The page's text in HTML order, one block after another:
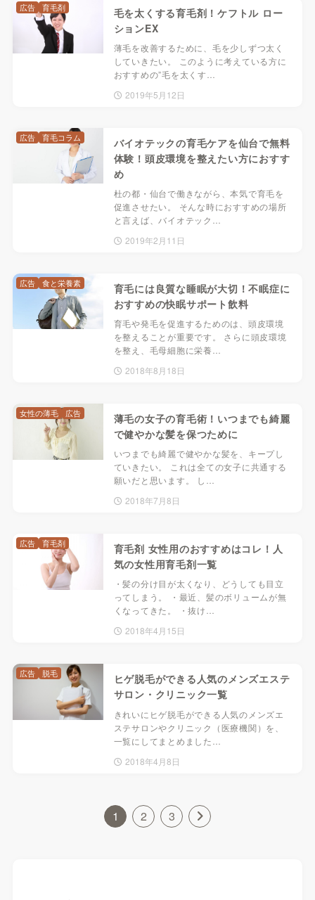
毛を太くする育毛剤！ケフトル ロー
ションEX
薄毛を改善するために、毛を少しずつ太く
していきたい。 このように考えている方に
おすすめの”毛を太くす…
2019年5月12日
広告 育毛剤
バイオテックの育毛ケアを仙台で無料
体験！頭皮環境を整えたい方におすす
め
杜の都・仙台で働きながら、本気で育毛を
促進させたい。 そんな時におすすめの場所
と言えば、バイオテック…
2019年2月11日
広告 育毛コラム
育毛には良質な睡眠が大切！不眠症に
おすすめの快眠サポート飲料
育毛や発毛を促進するためのは、頭皮環境
を整えることが重要です。 さらに頭皮環境
を整え、毛母細胞に栄養…
2018年8月18日
広告 食と栄養素
薄毛の女子の育毛術！いつまでも綺麗
で健やかな髪を保つために
いつまでも綺麗で健やかな髪を、キープし
ていきたい。 これは全ての女子に共通する
願いだと思います。 し…
2018年7月8日
女性の薄毛 広告
育毛剤 女性用のおすすめはコレ！人
気の女性用育毛剤一覧
・髪の分け目が太くなり、どうしても目立
ってしまう。 ・最近、髪のボリュームが無
くなってきた。 ・抜け…
2018年4月15日
広告 育毛剤
ヒゲ脱毛ができる人気のメンズエステ
サロン・クリニック一覧
きれいにヒゲ脱毛ができる人気のメンズエ
ステサロンやクリニック（医療機関）を、
一覧にしてまとめました…
2018年4月8日
広告 脱毛
1 2 3